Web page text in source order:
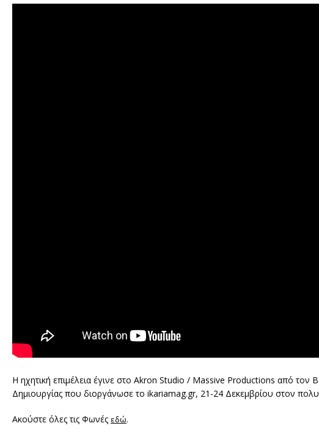
H ηχητική επιμέλεια έγινε στο Akron Studio / Massive Productions από
Δημιουργίας που διοργάνωσε το ikariamag.gr, 21-24 Δεκεμβρίου στον
Ακούστε όλες τις Φωνές εδώ.